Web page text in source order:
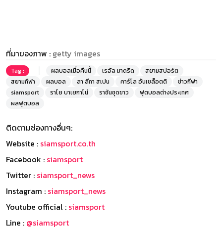
ที่มาของภาพ : getty images
Tag : ผลบอลเมื่อคืนนี้ เรอัล มาดริด
สยามสปอร์ต
สยามกีฬา
ผลบอล ลา ลีกา สเปน คาร์โล อันเชล็อตติ
ข่าวกีฬา
siamsport
ราโย บาเยกาโน่ ราชันชุดขาว
ฟุตบอลต่างประเทศ
ผลฟุตบอล
ติดตามช่องทางอื่นๆ:
Website : siamsport.co.th
Facebook : siamsport
Twitter : siamsport_news
Instagram : siamsport_news
Youtube official : siamsport
Line : @siamsport